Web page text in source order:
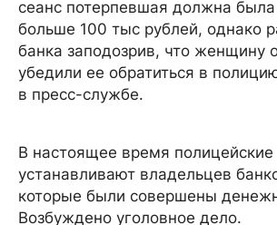
сеанс потерпевшая должна была
больше 100 тыс рублей, однако
банка заподозрив, что женщину
убедили ее обратиться в
в пресс-службе.
В настоящее время полицейские
устанавливают владельцев
которые были совершены
Возбуждено уголовное дело.